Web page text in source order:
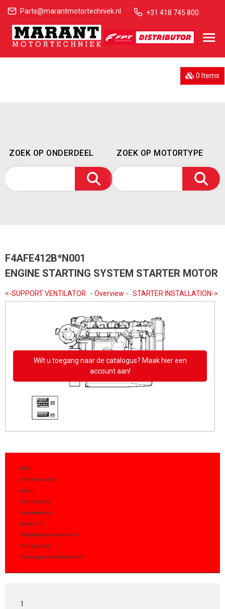
Parts@marantmotortechniek.nl +31 418 745 800
0 Items
ZOEK OP ONDERDEEL ZOEK OP MOTORTYPE
F4AFE412B*N001
ENGINE STARTING SYSTEM STARTER MOTOR
<-SUPPORT VENTILATOR - Overview - STARTER INSTALLATION->
Wilt u toegang naar de catalogus? Maak hier een
account aan!
Item
Artikel nummer
Aantal
Omschrijving
Gelijkwaardig
Notitie FPT
Verpakkingshoeveelheid
Prijs per stuk
Toevoegen aan winkelmand
1